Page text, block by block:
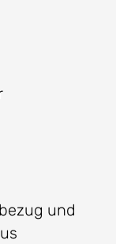
und